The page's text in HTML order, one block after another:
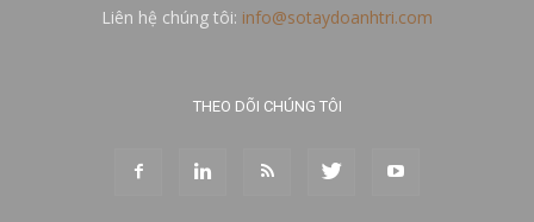
Liên hệ chúng tôi: info@sotaydoanhtri.com
THEO DÕI CHÚNG TÔI